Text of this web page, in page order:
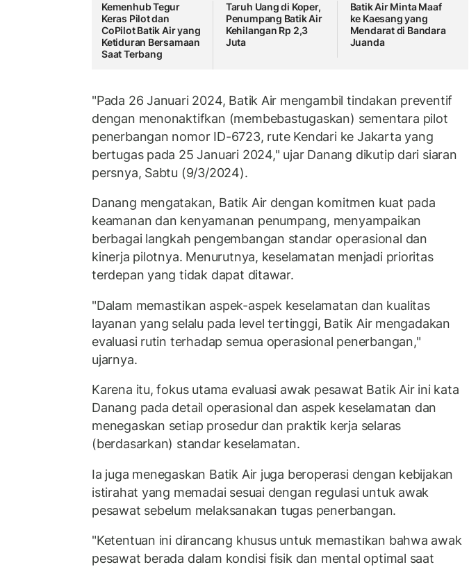
Kemenhub Tegur
Keras Pilot dan
CoPilot Batik Air yang
Ketiduran Bersamaan
Saat Terbang
Taruh Uang di Koper,
Penumpang Batik Air
Kehilangan Rp 2,3
Juta
Batik Air Minta Maaf
ke Kaesang yang
Mendarat di Bandara
Juanda
"Pada 26 Januari 2024, Batik Air mengambil tindakan preventif
dengan menonaktifkan (membebastugaskan) sementara pilot
penerbangan nomor ID-6723, rute Kendari ke Jakarta yang
bertugas pada 25 Januari 2024," ujar Danang dikutip dari siaran
persnya, Sabtu (9/3/2024).
Danang mengatakan, Batik Air dengan komitmen kuat pada
keamanan dan kenyamanan penumpang, menyampaikan
berbagai langkah pengembangan standar operasional dan
kinerja pilotnya. Menurutnya, keselamatan menjadi prioritas
terdepan yang tidak dapat ditawar.
"Dalam memastikan aspek-aspek keselamatan dan kualitas
layanan yang selalu pada level tertinggi, Batik Air mengadakan
evaluasi rutin terhadap semua operasional penerbangan,"
ujarnya.
Karena itu, fokus utama evaluasi awak pesawat Batik Air ini kata
Danang pada detail operasional dan aspek keselamatan dan
menegaskan setiap prosedur dan praktik kerja selaras
(berdasarkan) standar keselamatan.
Ia juga menegaskan Batik Air juga beroperasi dengan kebijakan
istirahat yang memadai sesuai dengan regulasi untuk awak
pesawat sebelum melaksanakan tugas penerbangan.
"Ketentuan ini dirancang khusus untuk memastikan bahwa awak
pesawat berada dalam kondisi fisik dan mental optimal saat